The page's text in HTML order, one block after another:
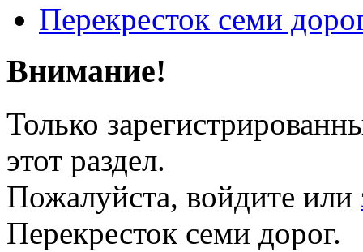
Перекресток семи
Внимание!
Только
этот раздел.
Пожалуйста, войдите или
Перекресток семи дорог.